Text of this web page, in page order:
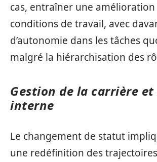
cas, entraîner une amélioration
conditions de travail, avec
d’autonomie dans les tâches
malgré la hiérarchisation des
Gestion de la carrière
interne
Le changement de statut
une redéfinition des